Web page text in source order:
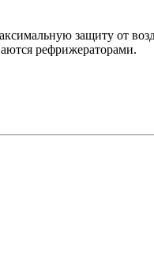
защиту от
рефрижераторами.